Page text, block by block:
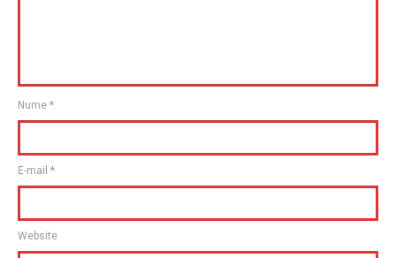
Nume *
E-mail *
Website